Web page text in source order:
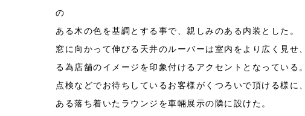
の
ある木の色を基調とする事で、親しみのある内装とした。
窓に向かって伸びる天井のルーバーは室内をより広く見せ
る為店舗のイメージを印象付けるアクセントとなっている。
点検などでお待ちしているお客様がくつろいで頂ける様に
ある落ち着いたラウンジを車輛展示の隣に設けた。